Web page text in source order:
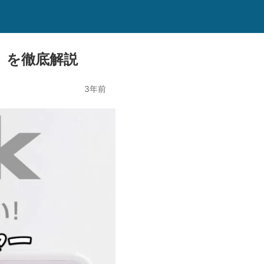
を徹底解説
3年前